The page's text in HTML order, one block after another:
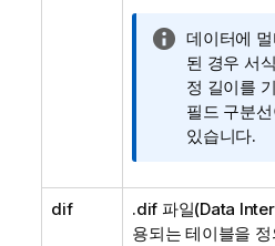
정
보
메
모
데이터에
된 경우 서
정 길이를
필드 구분
있습니다.
dif .dif 파일(Data
용되는 테이블을